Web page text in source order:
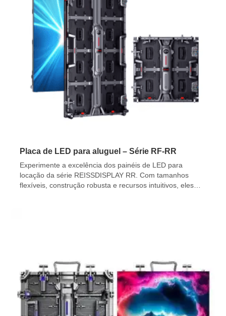
Placa de LED para aluguel – Série RF-RR
Experimente a excelência dos painéis de LED para
locação da série REISSDISPLAY RR. Com tamanhos
flexíveis, construção robusta e recursos intuitivos, eles